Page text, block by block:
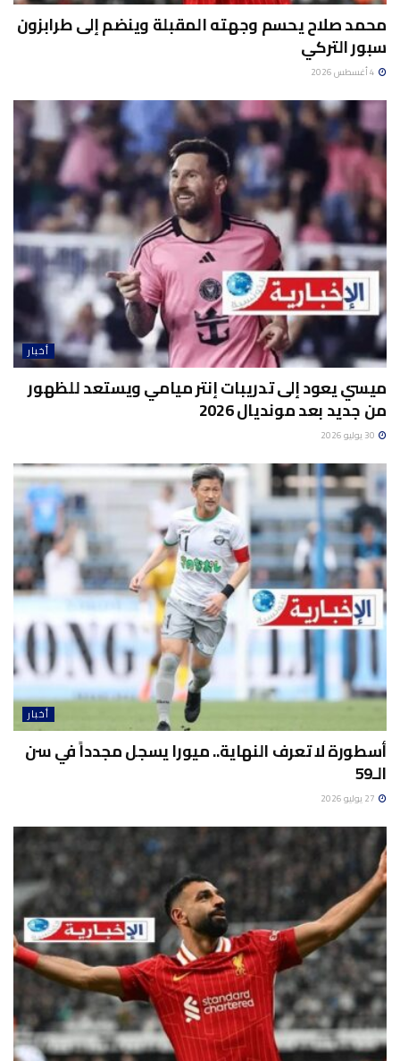
محمد صلاح يحسم وجهته المقبلة وينضم إلى طرابزون
سبور التركي
أخبار
ميسي يعود إلى تدريبات إنتر ميامي ويستعد للظهور
من جديد بعد مونديال 2026
أخبار
أسطورة لا تعرف النهاية.. ميورا يسجل مجدداً في سن
الـ59